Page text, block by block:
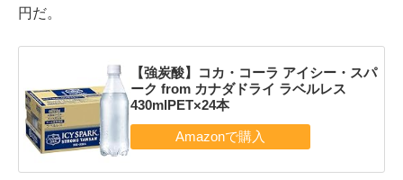
円だ。
【強炭酸】コカ・コーラ アイシー・スパ
ーク from カナダドライ ラベルレス
430mlPET×24本